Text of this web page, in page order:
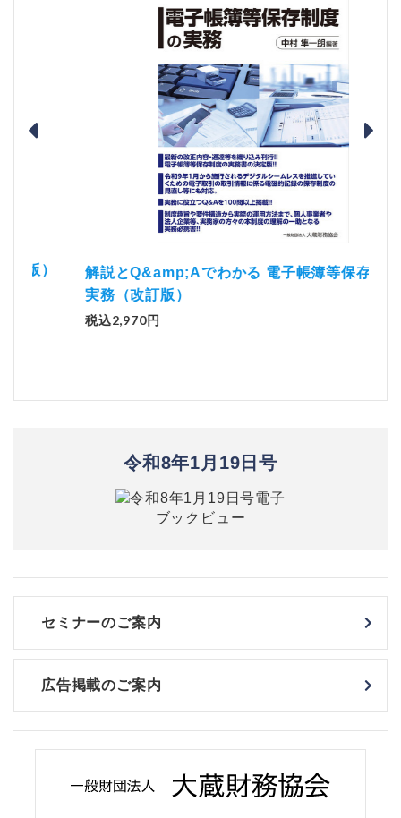
解説とQ&amp;Aでわかる 電子帳簿等保存制度の
実務（改訂版）
税込2,970円
令和8年1月19日号
セミナーのご案内
広告掲載のご案内